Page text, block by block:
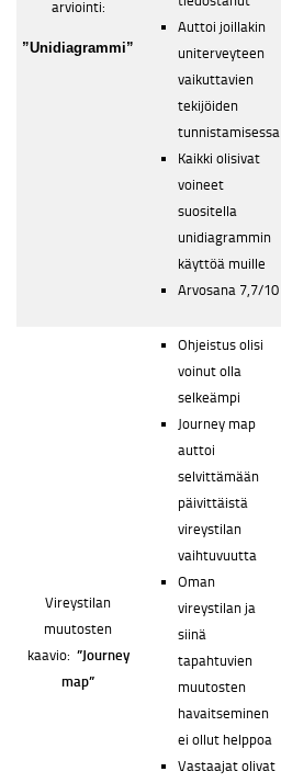
arviointi:
”Unidiagrammi”
Auttoi joillakin
uniterveyteen
vaikuttavien
tekijöiden
tunnistamisessa
Kaikki olisivat
voineet
suositella
unidiagrammin
käyttöä muille
Arvosana 7,7/10
Vireystilan
muutosten
kaavio: ”Journey
map”
Ohjeistus olisi
voinut olla
selkeämpi
Journey map
auttoi
selvittämään
päivittäistä
vireystilan
vaihtuvuutta
Oman
vireystilan ja
siinä
tapahtuvien
muutosten
havaitseminen
ei ollut helppoa
Vastaajat olivat